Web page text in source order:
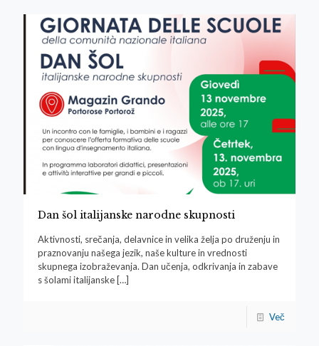
Dan šol italijanske narodne skupnosti
Aktivnosti, srečanja, delavnice in velika želja po druženju in
praznovanju našega jezik, naše kulture in vrednosti
skupnega izobraževanja. Dan učenja, odkrivanja in zabave
s šolami italijanske […]
Več